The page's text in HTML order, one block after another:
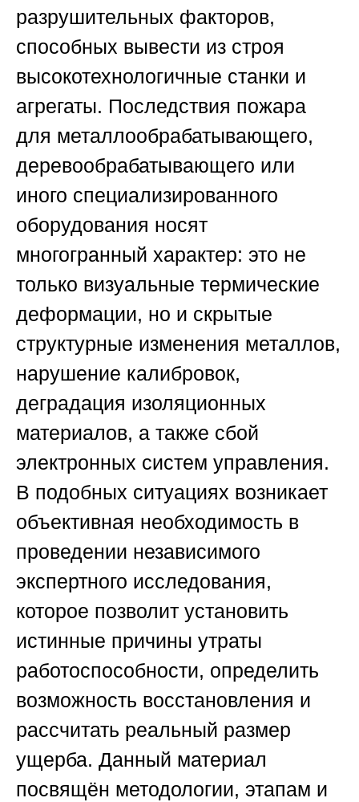
разрушительных факторов,
способных вывести из строя
высокотехнологичные станки и
агрегаты. Последствия пожара
для металлообрабатывающего,
деревообрабатывающего или
иного специализированного
оборудования носят
многогранный характер: это не
только визуальные термические
деформации, но и скрытые
структурные изменения металлов,
нарушение калибровок,
деградация изоляционных
материалов, а также сбой
электронных систем управления.
В подобных ситуациях возникает
объективная необходимость в
проведении независимого
экспертного исследования,
которое позволит установить
истинные причины утраты
работоспособности, определить
возможность восстановления и
рассчитать реальный размер
ущерба. Данный материал
посвящён методологии, этапам и